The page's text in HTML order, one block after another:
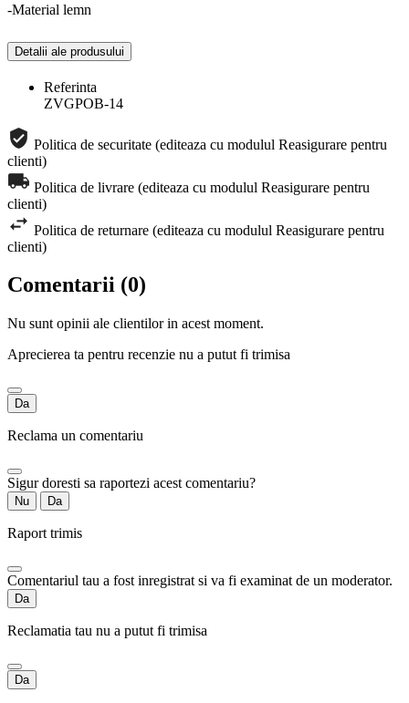
-Material lemn
Detalii ale produsului
Referinta
ZVGPOB-14
Politica de securitate (editeaza cu modulul Reasigurare pentru
clienti)
Politica de livrare (editeaza cu modulul Reasigurare pentru
clienti)
Politica de returnare (editeaza cu modulul Reasigurare pentru
clienti)
Comentarii (0)
Nu sunt opinii ale clientilor in acest moment.
Aprecierea ta pentru recenzie nu a putut fi trimisa
Da
Reclama un comentariu
Sigur doresti sa raportezi acest comentariu?
Nu Da
Raport trimis
Comentariul tau a fost inregistrat si va fi examinat de un moderator.
Da
Reclamatia tau nu a putut fi trimisa
Da